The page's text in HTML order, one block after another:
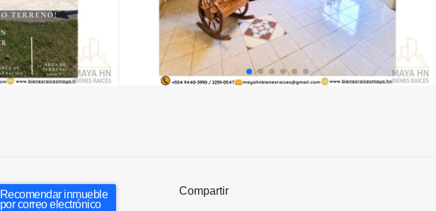
Recomendar inmueble
por correo electrónico
Compartir